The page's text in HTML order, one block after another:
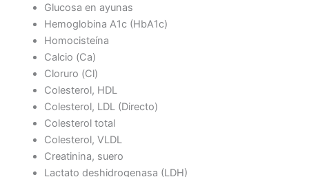
Glucosa en ayunas
Hemoglobina A1c (HbA1c)
Homocisteína
Calcio (Ca)
Cloruro (Cl)
Colesterol, HDL
Colesterol, LDL (Directo)
Colesterol total
Colesterol, VLDL
Creatinina, suero
Lactato deshidrogenasa (LDH)